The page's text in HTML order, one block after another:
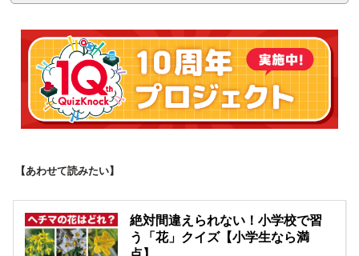
【あわせて読みたい】
絶対間違えられない！小学校で習
う「花」クイズ【小学生なら満